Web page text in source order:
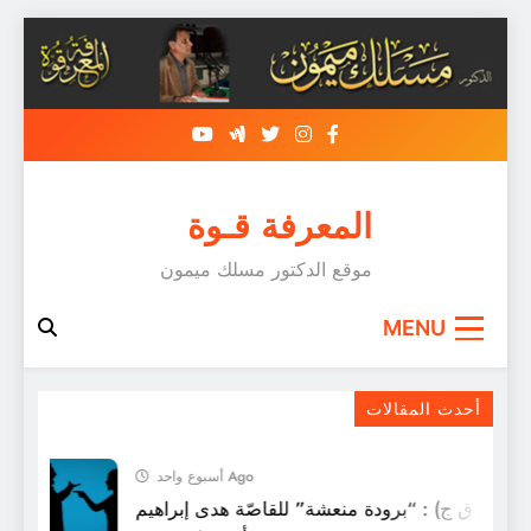
content
المعرفة قـوة
موقع الدكتور مسلك ميمون
MENU
أحدث المقالات
أسبوع واحد Ago
ل (ق ق ج) : “برودة منعشة” للقاصّة هدى إبراهيم
الرّواية الجديدة و الواقع